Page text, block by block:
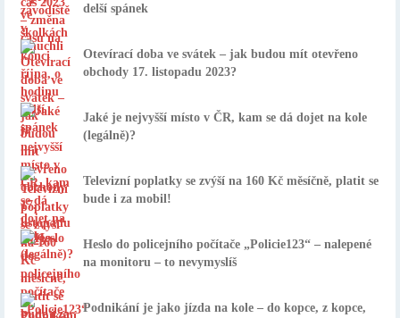
delší spánek
Otevírací doba ve svátek – jak budou mít otevřeno
obchody 17. listopadu 2023?
Jaké je nejvyšší místo v ČR, kam se dá dojet na kole
(legálně)?
Televizní poplatky se zvýší na 160 Kč měsíčně, platit se
bude i za mobil!
Heslo do policejního počítače „Policie123“ – nalepené
na monitoru – to nevymyslíš
Podnikání je jako jízda na kole – do kopce, z kopce,